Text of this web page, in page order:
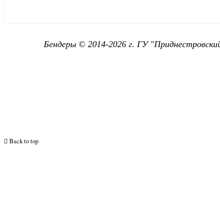
Бендеры © 2014-2026 г. ГУ "
Back to top